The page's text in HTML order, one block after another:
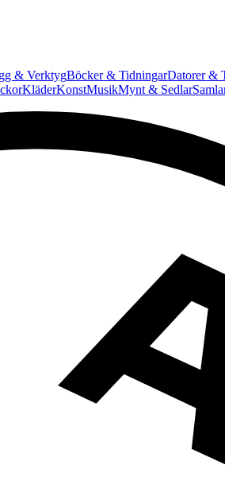
& VerktygBöcker & TidningarDatorer &
KläderKonstMusikMynt & Sedlar